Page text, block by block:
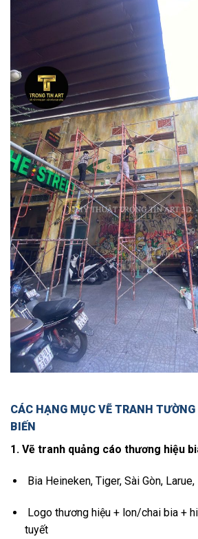
CÁC HẠNG MỤC VẼ TRANH
BIẾN
1. Vẽ tranh quảng cáo thương hiệu
Bia Heineken, Tiger, Sài Gòn,
Logo thương hiệu + lon/chai bia +
tuyết